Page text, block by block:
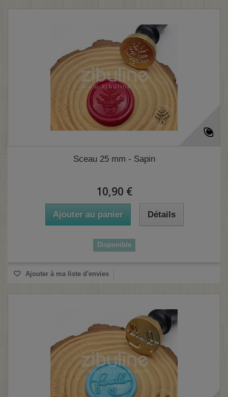
Sceau 25 mm - Sapin
10,90 €
Ajouter au panier Détails
Disponible
Ajouter à ma liste d'envies